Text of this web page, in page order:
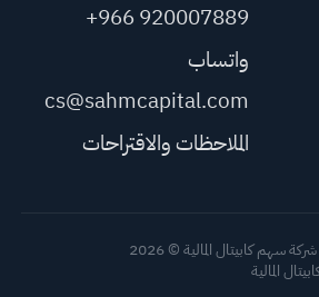
+966 920007889
واتساب
cs@sahmcapital.com
الملاحظات والاقتراحات
كابيتال المالية © 2026
المالية